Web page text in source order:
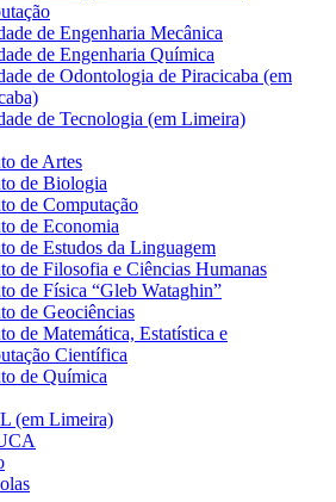
de Engenharia Mecânica
de Engenharia Química
de Odontologia de Piracicaba (em
de Tecnologia (em Limeira)
de Artes
de Biologia
de Computação
de Economia
de Estudos da Linguagem
de Filosofia e Ciências Humanas
de Física “Gleb Wataghin”
de Geociências
de Matemática, Estatística e
Científica
de Química
(em Limeira)